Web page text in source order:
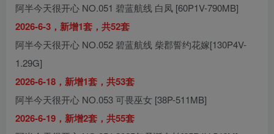
阿半今天很开心 NO.051 碧蓝航线 白凤 [60P1V-790MB]
2026-6-3，新增1套，共52套
阿半今天很开心 NO.052 碧蓝航线 柴郡誓约花嫁[130P4V-
1.29G]
2026-6-18，新增1套，共53套
阿半今天很开心 NO.053 可畏巫女 [38P-511MB]
2026-6-19，新增2套，共55套